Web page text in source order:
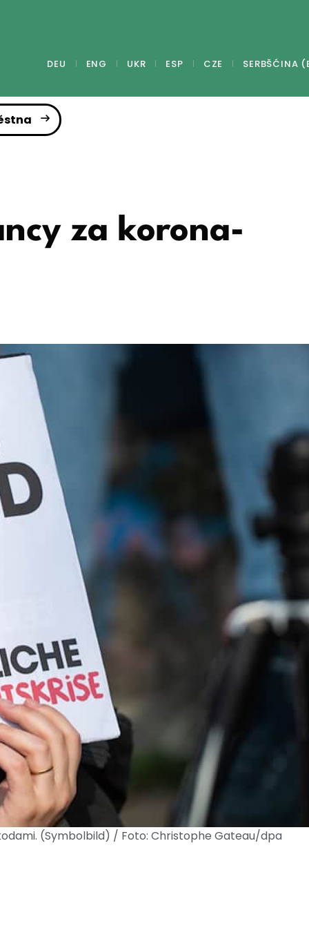
DEU ENG UKR ESP CZE SERBŠĆINA
za korona-
(Symbolbild) / Foto: Christophe Gateau/dpa